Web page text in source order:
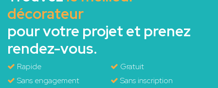
décorateur
pour votre projet et prenez
rendez-vous.
Rapide
Gratuit
Sans engagement
Sans inscription